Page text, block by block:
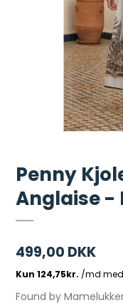
Penny
Anglaise -
499,00 DKK
Found by